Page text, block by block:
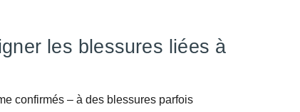
les blessures liées à
confirmés – à des blessures parfois